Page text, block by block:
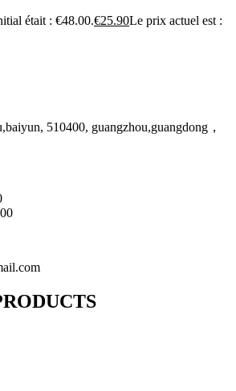
était : €48.00.€25.90Le prix actuel est :
510400, guangzhou,guangdong，